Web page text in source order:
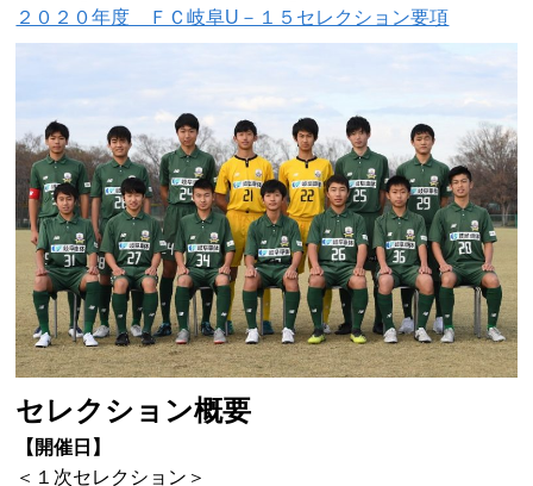
２０２０年度 ＦＣ岐阜U－１５セレクション要項
セレクション概要
【開催日】
＜１次セレクション＞